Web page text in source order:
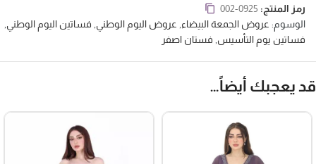
ويساعد في إبراز قوام الشخص الذي يرتديه.
القطعة : يعتبر الفستان قطعة رائعة ومميزة تجمع بين الأناقة والفخامة.
يتماشى تصميم الفستان وخامته معاً لإنشاء قطعة فريدة من نوعها، تستحق
الاهتمام والتقدير.
فساتين سهرة
رمز المنتج:002-0925
الوسوم:عروض الجمعة البيضاء, عروض اليوم الوطني فساتين اليوم الوطني
فساتين يوم التأسيس, فستان اصفر
يعجبك أيضاً…